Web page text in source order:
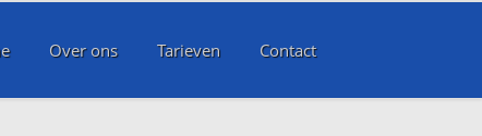
Over ons Tarieven Contact